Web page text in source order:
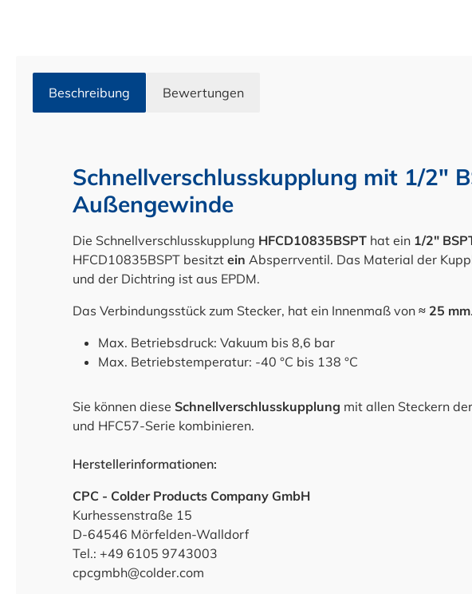
Beschreibung Bewertungen
Schnellverschlusskupplung mit 1/2"
Außengewinde
Die Schnellverschlusskupplung HFCD10835BSPT hat ein 1/2"
HFCD10835BSPT besitzt ein Absperrventil. Das Material der
und der Dichtring ist aus EPDM.
Das Verbindungsstück zum Stecker, hat ein Innenmaß von ≈ 25 mm.
Max. Betriebsdruck: Vakuum bis 8,6 bar
Max. Betriebstemperatur: -40 °C bis 138 °C
Sie können diese Schnellverschlusskupplung mit allen Steckern
und HFC57-Serie kombinieren.
Herstellerinformationen:
CPC - Colder Products Company GmbH
Kurhessenstraße 15
D-64546 Mörfelden-Walldorf
Tel.: +49 6105 9743003
cpcgmbh@colder.com